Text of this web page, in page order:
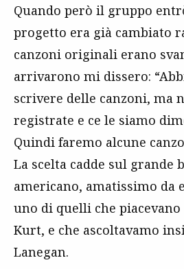
Quando però il gruppo
progetto era già cambiato
canzoni originali erano
arrivarono mi dissero:
scrivere delle canzoni, ma
registrate e ce le siamo
Quindi faremo alcune
La scelta cadde sul grande
americano, amatissimo da
uno di quelli che piacevano
Kurt, e che ascoltavamo
Lanegan.